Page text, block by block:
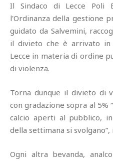
Il Sindaco di Lecce Poli
l'Ordinanza della gestione
guidato da Salvemini,
il divieto che è arrivato in
Lecce in materia di ordine
di violenza.
Torna dunque il divieto di
con gradazione sopra al 5%
calcio aperti al pubblico,
della settimana si
Ogni altra bevanda,